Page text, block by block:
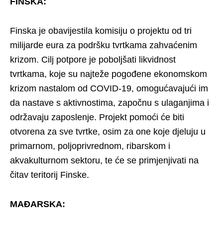
Finska je obavijestila komisiju o projektu od tri
milijarde eura za podršku tvrtkama zahvaćenim
krizom. Cilj potpore je poboljšati likvidnost
tvrtkama, koje su najteže pogođene ekonomskom
krizom nastalom od COVID-19, omogućavajući im
da nastave s aktivnostima, započnu s ulaganjima i
održavaju zaposlenje. Projekt pomoći će biti
otvorena za sve tvrtke, osim za one koje djeluju u
primarnom, poljoprivrednom, ribarskom i
akvakulturnom sektoru, te će se primjenjivati na
čitav teritorij Finske.
MAĐARSKA: